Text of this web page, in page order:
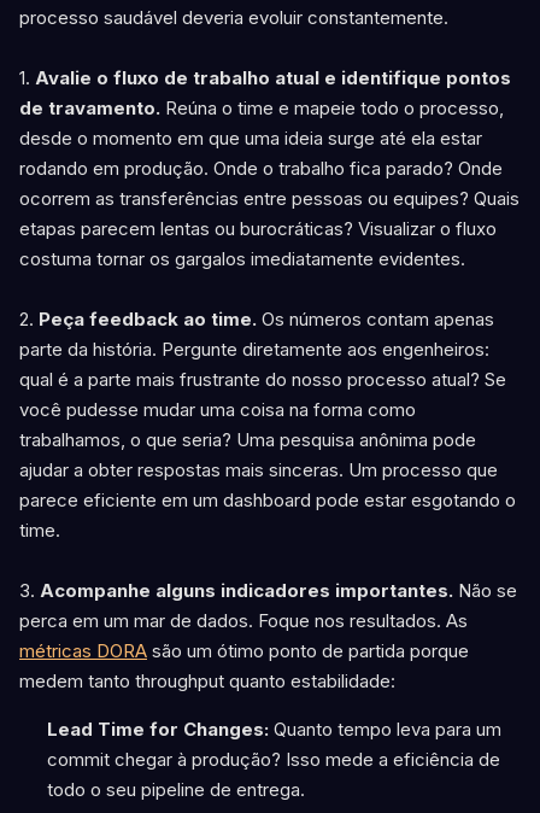
processo saudável deveria evoluir constantemente.
1. Avalie o fluxo de trabalho atual e identifique pontos
de travamento. Reúna o time e mapeie todo o processo,
desde o momento em que uma ideia surge até ela estar
rodando em produção. Onde o trabalho fica parado? Onde
ocorrem as transferências entre pessoas ou equipes? Quais
etapas parecem lentas ou burocráticas? Visualizar o fluxo
costuma tornar os gargalos imediatamente evidentes.
2. Peça feedback ao time. Os números contam apenas
parte da história. Pergunte diretamente aos engenheiros:
qual é a parte mais frustrante do nosso processo atual? Se
você pudesse mudar uma coisa na forma como
trabalhamos, o que seria? Uma pesquisa anônima pode
ajudar a obter respostas mais sinceras. Um processo que
parece eficiente em um dashboard pode estar esgotando o
time.
3. Acompanhe alguns indicadores importantes. Não se
perca em um mar de dados. Foque nos resultados. As
métricas DORA são um ótimo ponto de partida porque
medem tanto throughput quanto estabilidade:
Lead Time for Changes:Quanto tempo leva para um
commit chegar à produção? Isso mede a eficiência de
todo o seu pipeline de entrega.